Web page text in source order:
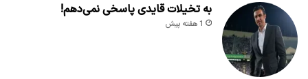
به تخیلات قایدی پاسخی نمی‌دهم!
1 هفته پیش